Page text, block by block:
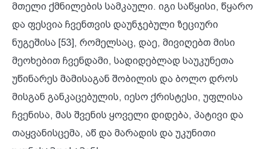
მთელი ქმნილების სამკაული. იგი საწყისი, წყარო
და ფესვია ჩვენთვის დაუნჯებული ზეციური
ნუგეშისა [53], რომელსაც, დაე, მივიღებთ მისი
მეოხებით ჩვენდამი, სადიდებლად საუკუნეთა
უწინარეს მამისაგან შობილის და ბოლო დროს
მისგან განკაცებულის, იესო ქრისტესი, უფლისა
ჩვენისა, მას შვენის ყოველი დიდება, პატივი და
თაყვანისცემა, აწ და მარადის და უკუნითი